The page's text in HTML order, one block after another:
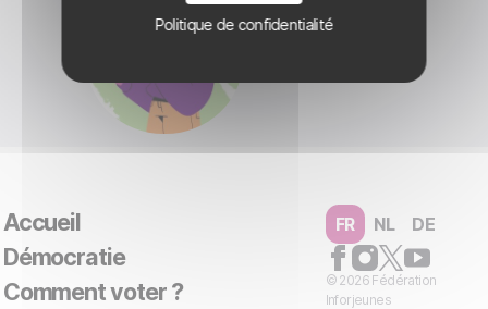
Accueil
Démocratie
Comment voter ?
FR NL DE
© 2026 Fédération
Inforjeunes
Politique de confidentialité